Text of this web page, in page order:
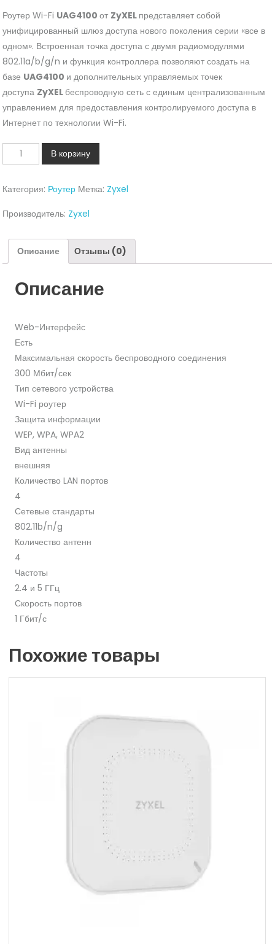
Роутер Wi-Fi UAG4100от ZyXEL представляет собой
унифицированный шлюз доступа нового поколения серии «все в
одном». Встроенная точка доступа с двумя радиомодулями
802.11a/b/g/n и функция контроллера позволяют создать на
базе UAG4100 и дополнительных управляемых точек
доступа ZyXEL беспроводную сеть с единым централизованным
управлением для предоставления контролируемого доступа в
Интернет по технологии Wi-Fi.
Количество
Wi-
роутер
Zyxel
В корзину
Категория: Роутер Метка: Zyxel
Производитель: Zyxel
Описание Отзывы (0)
Описание
Web-Интерфейс
Есть
Максимальная скорость беспроводного соединения
300 Мбит/сек
Тип сетевого устройства
Wi-Fi роутер
Защита информации
WEP, WPA, WPA2
Вид антенны
внешняя
Количество LAN портов
4
Сетевые стандарты
802.11b/n/g
Количество антенн
4
Частоты
2.4 и 5 ГГц
Скорость портов
1 Гбит/с
Похожие товары